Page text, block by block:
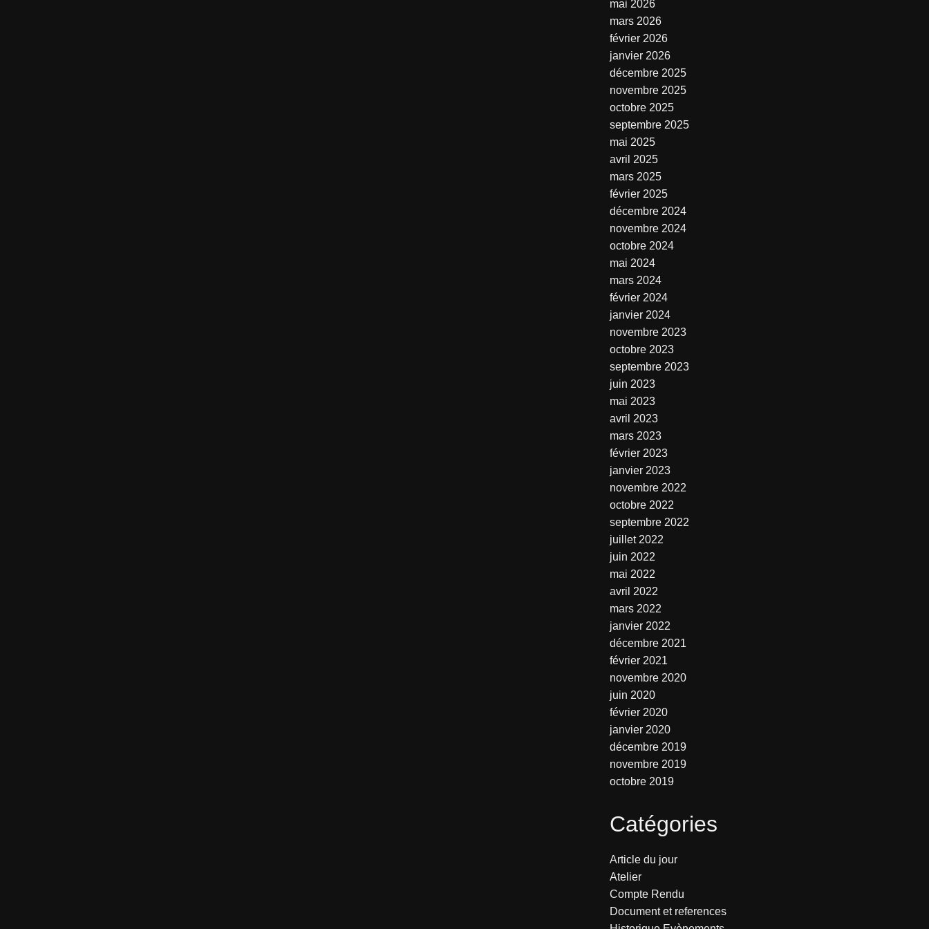
mai 2026
mars 2026
février 2026
janvier 2026
décembre 2025
novembre 2025
octobre 2025
septembre 2025
mai 2025
avril 2025
mars 2025
février 2025
décembre 2024
novembre 2024
octobre 2024
mai 2024
mars 2024
février 2024
janvier 2024
novembre 2023
octobre 2023
septembre 2023
juin 2023
mai 2023
avril 2023
mars 2023
février 2023
janvier 2023
novembre 2022
octobre 2022
septembre 2022
juillet 2022
juin 2022
mai 2022
avril 2022
mars 2022
janvier 2022
décembre 2021
février 2021
novembre 2020
juin 2020
février 2020
janvier 2020
décembre 2019
novembre 2019
octobre 2019
Catégories
Article du jour
Atelier
Compte Rendu
Document et references